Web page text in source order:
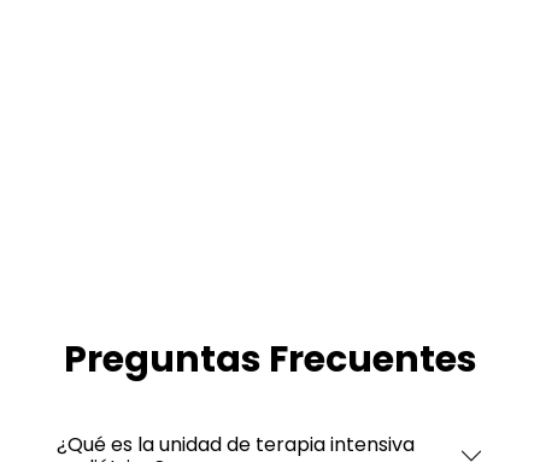
Preguntas Frecuentes
¿Qué es la unidad de terapia intensiva